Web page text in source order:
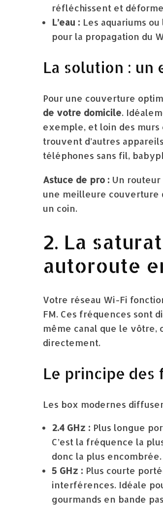
réfléchissent et
L’eau : Les aquariums
pour la propagation du
La solution :
Pour une couverture
de votre domicile.
exemple, et loin des
trouvent d’autres
téléphones sans fil,
Astuce de pro : Un
une meilleure couverture
un coin.
2. La
autoroute
Votre réseau Wi-Fi
FM. Ces fréquences sont
même canal que le vôtre,
directement.
Le principe des
Les box modernes
2.4 GHz : Plus longue
C’est la fréquence la
donc la plus encombrée.
5 GHz : Plus courte
interférences. Idéale
gourmands en bande